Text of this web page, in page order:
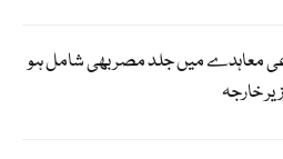
معاہدے میں جلد مصر بھی شامل ہو
خارجہ